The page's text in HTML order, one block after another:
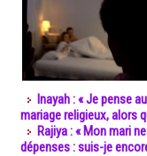
Inayah : « Je pense
mariage religieux, alors
Rajiya : « Mon mari
dépenses : suis-je